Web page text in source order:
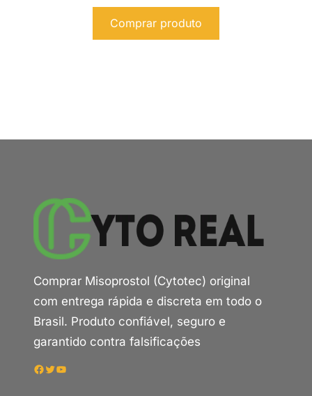
Comprar produto
Comprar Misoprostol (Cytotec) original
com entrega rápida e discreta em todo o
Brasil. Produto confiável, seguro e
garantido contra falsificações
Facebook Twitter Youtube